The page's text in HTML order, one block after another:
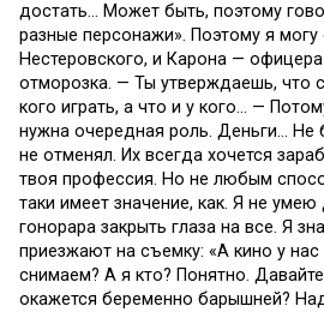
достать… Может быть, поэтому
разные персонажи». Поэтому я могу
Нестеровского, и Карона —
отморозка. — Ты утверждаешь, что
кого играть, а что и у кого… —
нужна очередная роль. Деньги… Не
не отменял. Их всегда хочется
твоя профессия. Но не любым
таки имеет значение, как. Я не
гонорара закрыть глаза на все. Я
приезжают на съемку: «А кино у нас
снимаем? А я кто? Понятно. Давайте
окажется беременно барышней?